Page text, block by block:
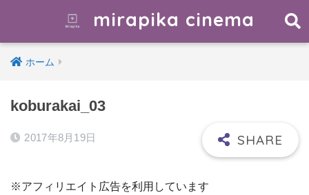
mirapika cinema
ホーム
koburakai_03
2017年8月19日
※アフィリエイト広告を利用しています